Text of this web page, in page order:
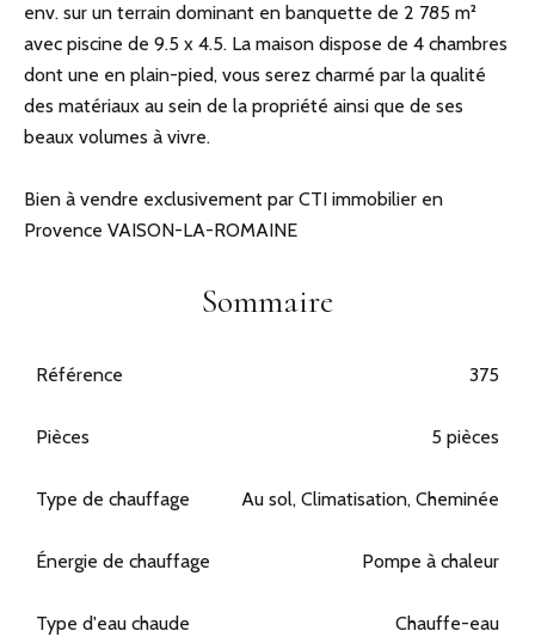
env. sur un terrain dominant en banquette de 2 785 m²
avec piscine de 9.5 x 4.5. La maison dispose de 4 chambres
dont une en plain-pied, vous serez charmé par la qualité
des matériaux au sein de la propriété ainsi que de ses
beaux volumes à vivre.
Bien à vendre exclusivement par CTI immobilier en
Provence VAISON-LA-ROMAINE
Sommaire
Référence 375
Pièces 5 pièces
Type de chauffage Au sol, Climatisation, Cheminée
Énergie de chauffage Pompe à chaleur
Type d'eau chaude Chauffe-eau